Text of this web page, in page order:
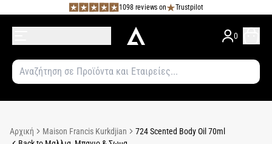
1098 reviews on Trustpilot
0
Αρχική Maison Francis Kurkdjian
724 Scented Body Oil 70ml